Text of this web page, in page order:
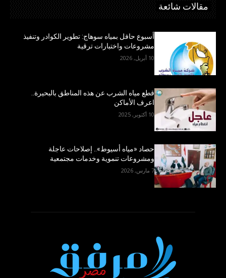
مقالات شائعة
أسبوع حافل بمياه سوهاج: تطوير الكوادر وتنفيذ
مشروعات واختبارات ترقية
10 أبريل, 2026
قطع مياه الشرب عن هذه المناطق بالبحيرة..
اعرف الأماكن
10 أكتوبر, 2025
حصاد «مياه أسيوط».. إصلاحات عاجلة
ومشروعات تنموية وخدمات مجتمعية
7 مارس, 2026